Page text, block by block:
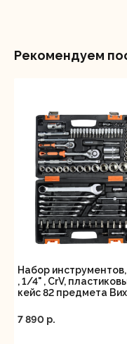
Пассатижи
Рекомендуем
Набор
, 1/4" , CrV,
кейс 82 предмета
7 890 p.